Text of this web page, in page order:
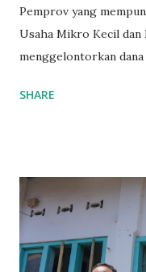
Pemprov yang
Usaha Mikro Kecil dan
menggelontorkan
UMKM di Jatim.
yang sebenarnya ada
Ketika saya
Tulungagung , banyak
dana pinjaman lunak di
SHARE